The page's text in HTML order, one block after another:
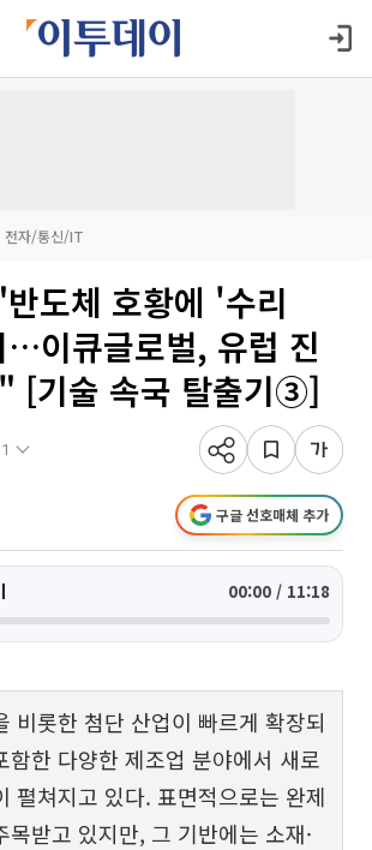
전자/통신/IT
도체 호황에 '수리
이큐글로벌, 유럽 진
[기술 속국 탈출기③]
구글 선호매체 추가
00:00 / 11:18
비롯한 첨단 산업이 빠르게 확장되
함한 다양한 제조업 분야에서 새로
펼쳐지고 있다. 표면적으로는 완제
목받고 있지만, 그 기반에는 소재·